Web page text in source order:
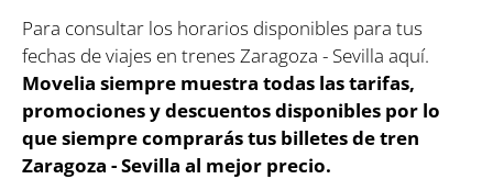
Para consultar los horarios disponibles para tus
fechas de viajes en trenes Zaragoza - Sevilla aquí.
Movelia siempre muestra todas las tarifas,
promociones y descuentos disponibles por lo
que siempre comprarás tus billetes de tren
Zaragoza - Sevilla al mejor precio.